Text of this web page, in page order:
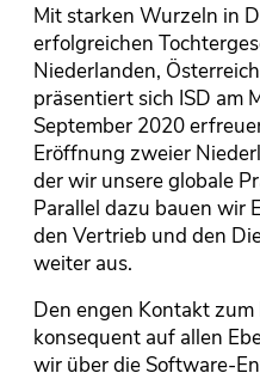
Mit starken Wurzeln in
erfolgreichen
Niederlanden,
präsentiert sich ISD am
September 2020
Eröffnung zweier
der wir unsere globale
Parallel dazu bauen wir
den Vertrieb und den
weiter aus.
Den engen Kontakt
konsequent auf allen
wir über die Software-